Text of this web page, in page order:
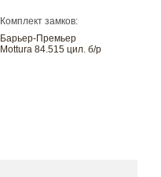
Комплект замков:
Барьер-Премьер
Mottura 84.515 цил. б/р